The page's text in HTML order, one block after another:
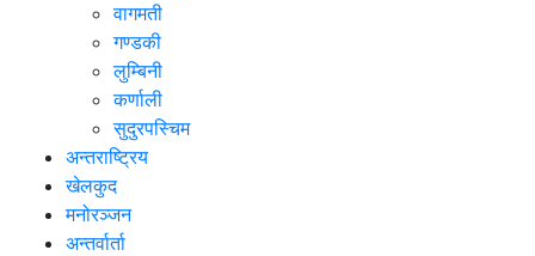
वागमती
गण्डकी
लुम्बिनी
कर्णाली
सुदुरपस्चिम
अन्तराष्ट्रिय
खेलकुद
मनोरञ्जन
अन्तर्वार्ता